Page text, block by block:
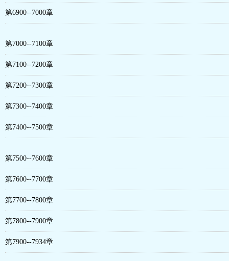
第6900--7000章
第7000--7100章
第7100--7200章
第7200--7300章
第7300--7400章
第7400--7500章
第7500--7600章
第7600--7700章
第7700--7800章
第7800--7900章
第7900--7934章